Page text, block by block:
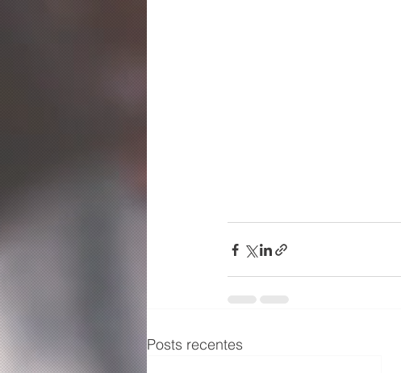
Posts recentes